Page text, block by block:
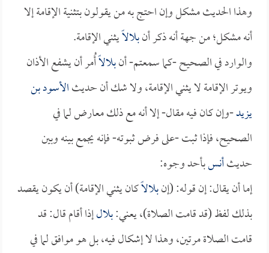
وهذا الحديث مشكل وإن احتج به من يقولون بتثنية الإقامة إلا
أنه مشكل؛ من جهة أنه ذكر أنبلالاًيثني الإقامة.
والوارد في الصحيح -كما سمعتم- أنبلالاًأُمر أن يشفع الأذان
ويوتر الإقامة لا يثني الإقامة، ولا شك أن حديثالأسود بن
يزيد-وإن كان فيه مقال- إلا أنه مع ذلك معارض لما في
الصحيح، فإذا ثبت -على فرض ثبوته- فإنه يجمع بينه وبين
حديثأنسبأحد وجوه:
إما أن يقال: إن قوله: (إنبلالاًكان يثني الإقامة) أن يكون يقصد
بذلك لفظ (قد قامت الصلاة)، يعني:بلالإذا أقام قال: قد
قامت الصلاة مرتين، وهذا لا إشكال فيه، بل هو موافق لما في